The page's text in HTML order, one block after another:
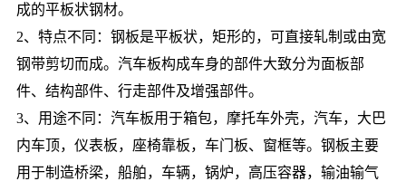
成的平板状钢材。
2、特点不同：钢板是平板状，矩形的，可直接轧制或由宽
钢带剪切而成。汽车板构成车身的部件大致分为面板部
件、结构部件、行走部件及增强部件。
3、用途不同：汽车板用于箱包，摩托车外壳，汽车，大巴
内车顶，仪表板，座椅靠板，车门板、窗框等。钢板主要
用于制造桥梁，船舶，车辆，锅炉，高压容器，输油输气